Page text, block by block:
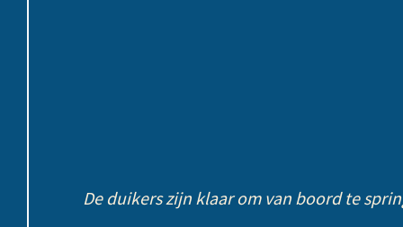
De duikers zijn klaar om van boord te